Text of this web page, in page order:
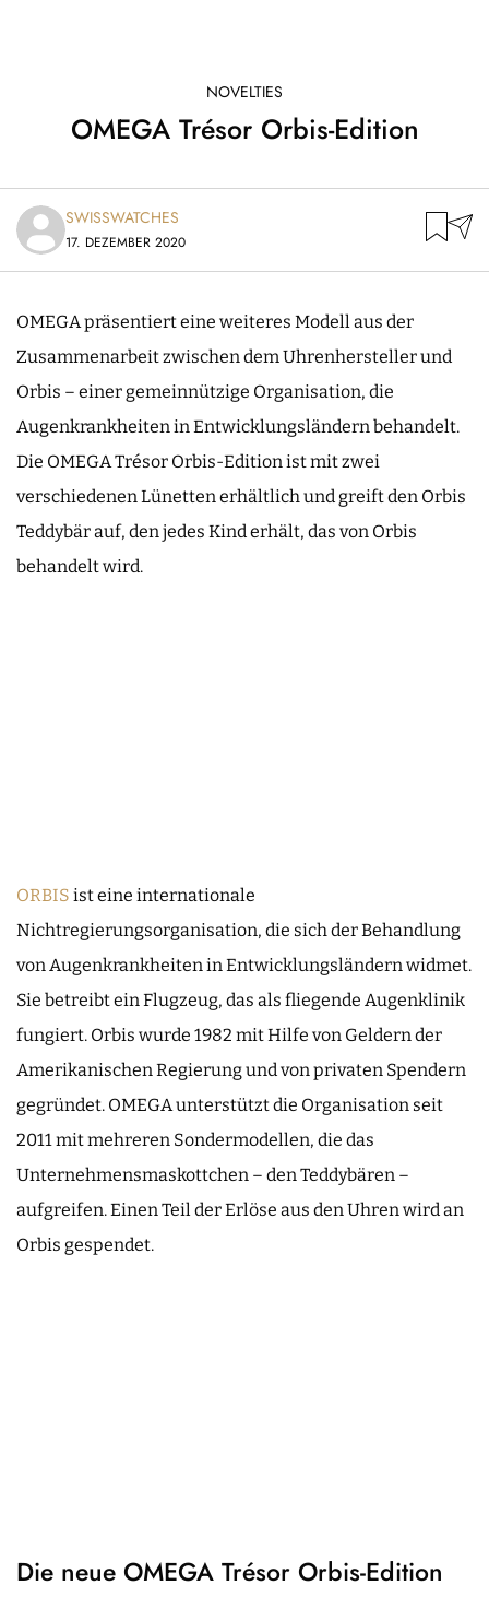
NOVELTIES
OMEGA Trésor Orbis-Edition
SWISSWATCHES
17. DEZEMBER 2020
OMEGA präsentiert eine weiteres Modell aus der
Zusammenarbeit zwischen dem Uhrenhersteller und
Orbis – einer gemeinnützige Organisation, die
Augenkrankheiten in Entwicklungsländern behandelt.
Die OMEGA Trésor Orbis-Edition ist mit zwei
verschiedenen Lünetten erhältlich und greift den Orbis
Teddybär auf, den jedes Kind erhält, das von Orbis
behandelt wird.
ORBIS ist eine internationale
Nichtregierungsorganisation, die sich der Behandlung
von Augenkrankheiten in Entwicklungsländern widmet.
Sie betreibt ein Flugzeug, das als fliegende Augenklinik
fungiert. Orbis wurde 1982 mit Hilfe von Geldern der
Amerikanischen Regierung und von privaten Spendern
gegründet. OMEGA unterstützt die Organisation seit
2011 mit mehreren Sondermodellen, die das
Unternehmensmaskottchen – den Teddybären –
aufgreifen. Einen Teil der Erlöse aus den Uhren wird an
Orbis gespendet.
Die neue OMEGA Trésor Orbis-Edition